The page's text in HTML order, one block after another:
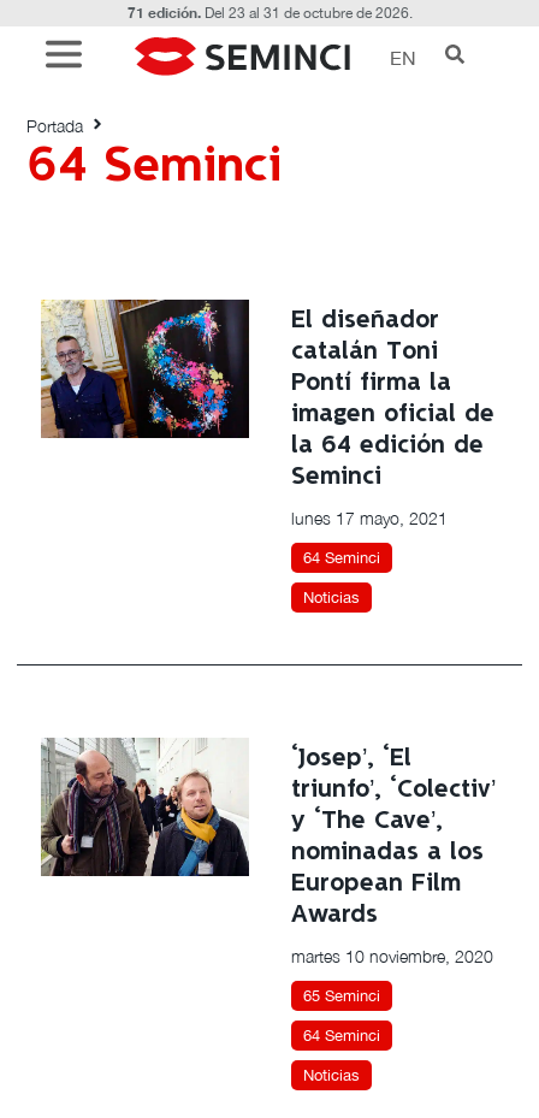
71 edición.Del 23 al 31 de octubre de 2026.
EN
64 Seminci
Portada
Etiquetado con: 64 Seminci
El diseñador
catalán Toni
Pontí firma la
imagen oficial de
la 64 edición de
Seminci
lunes 17 mayo, 2021
64 Seminci
Noticias
‘Josep’, ‘El
triunfo’, ‘Colectiv’
y ‘The Cave’,
nominadas a los
European Film
Awards
martes 10 noviembre, 2020
65 Seminci
64 Seminci
Noticias